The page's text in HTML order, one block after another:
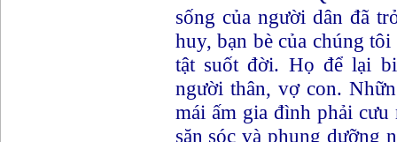
sống của người dân đã
huy, bạn bè của chúng
tật suốt đời. Họ để lại
người thân, vợ con.
mái ấm gia đình phải cưu
săn sóc và phụng dưỡng